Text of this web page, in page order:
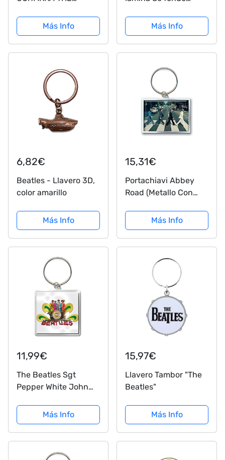
REGALO MUSICAL
ROCKMUSIC
Más Info
Más Info
6,82€
Beatles - Llavero 3D,
color amarillo
Más Info
15,31€
Portachiavi Abbey
Road (Metallo Con
Más Info
11,99€
The Beatles Sgt
Pepper White John
licenciaMás Info
15,97€
Llavero Tambor "The
Beatles"
Más Info